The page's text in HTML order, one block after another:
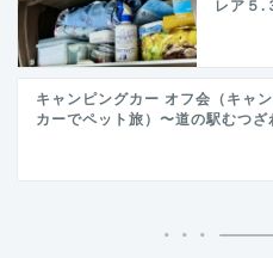
レア５.
キャンピングカー オフ会（キャ
カーでペット旅）〜道の駅むつざ